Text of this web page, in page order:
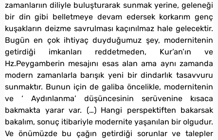
zamanlarıın diliyle buluşturarak sunmak yerine, geleneği
bir din gibi belletmeye devam edersek korkarım genç
kuşakların deizme savrulması kaçınılmaz hale gelecektir.
Bugün en çok ihtiyaç duyduğumuz şey, modernitenin
getirdiği imkanları reddetmeden, Kur’an’ın ve
Hz.Peygamberin mesajını esas alan ama aynı zamanda
modern zamanlarla barışık yeni bir dindarlık tasavvuru
sunmaktır. Bunun için de galiba öncelikle, modernitenin
ve ‘ Aydınlanma’ düşüncesinin serüvenine kısaca
bakmakta yarar var. (…) Hangi perspektiften bakarsak
bakalım, sonuç itibariyle modernite yaşanılan bir olgudur.
Ve önümüzde bu çağın getirdiği sorunlar ve talepler